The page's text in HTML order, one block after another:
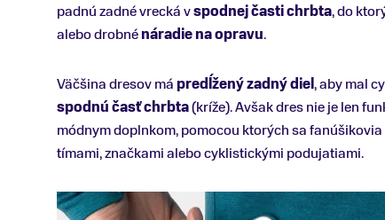
padnú zadné vrecká vspodnej časti chrbta, do
alebo drobnénáradie na opravu.
Väčšina dresov mápredĺžený zadný diel, aby mal
spodnú časť chrbta(kríže). Avšak dres nie je len
módnym doplnkom, pomocou ktorých sa
tímami, značkami alebo cyklistickými podujatiami.